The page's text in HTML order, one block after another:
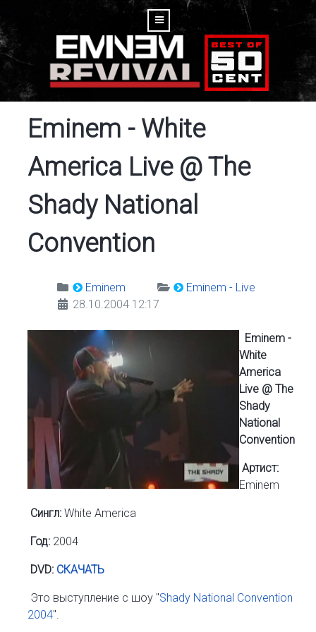
Eminem - White
America Live @ The
Shady National
Convention
Eminem
Eminem - Live
28.10.2004 12:17
Eminem -
White
America
Live @ The
Shady
National
Convention
Артист:
Eminem
Сингл: White America
Год: 2004
DVD: СКАЧАТЬ
Это выступление с шоу "Shady National Convention
2004".